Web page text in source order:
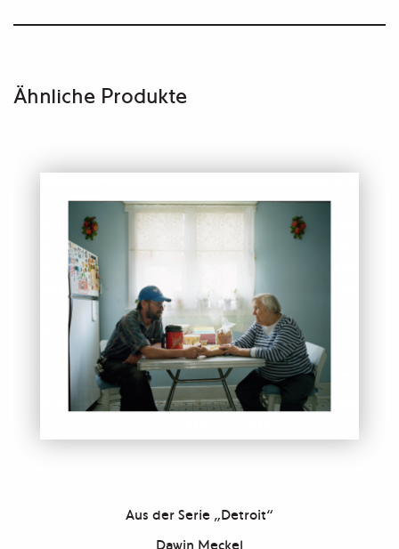
Ähnliche Produkte
Aus der Serie „Detroit“
Dawin Meckel